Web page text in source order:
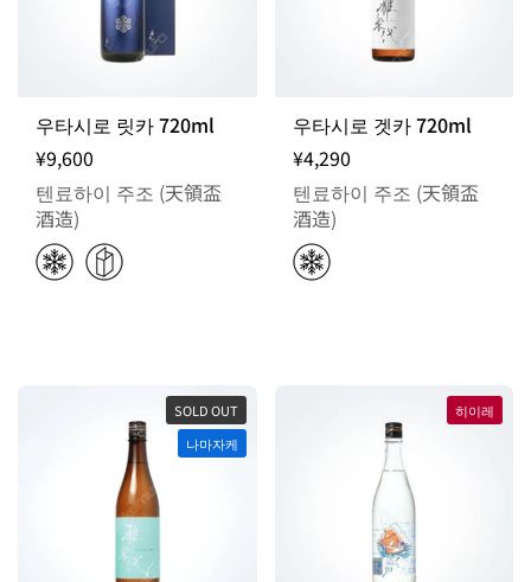
우타시로 릿카 720ml
¥9,600
텐료하이 주조 (天領盃
酒造)
우타시로 겟카 720ml
¥4,290
텐료하이 주조 (天領盃
酒造)
SOLD OUT
나마자케
히이레